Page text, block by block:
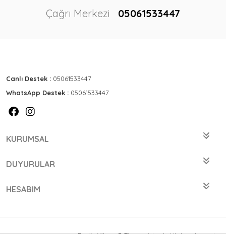
Çağrı Merkezi
05061533447
Canlı Destek : 05061533447
WhatsApp Destek : 05061533447
KURUMSAL
DUYURULAR
HESABIM